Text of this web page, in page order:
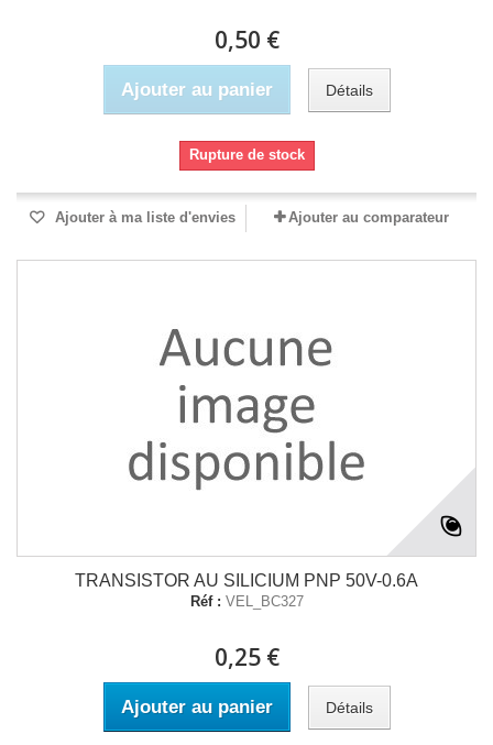
0,50 €
Ajouter au panier Détails
Rupture de stock
Ajouter à ma liste d'envies Ajouter au comparateur
TRANSISTOR AU SILICIUM PNP 50V-0.6A
Réf : VEL_BC327
0,25 €
Ajouter au panier Détails